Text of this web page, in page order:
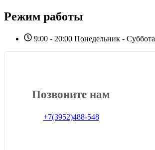
Режим работы
9:00 - 20:00 Понедельник - Суббота
Позвоните нам
+7(3952)488-548